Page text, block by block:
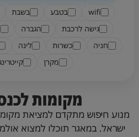
wifi בטבע בשבת
גישה לרכבת
הגברה
חניה
כשרות לינה
מקרן
מקומות
מנוע חיפוש מתקדם למציאת
ישראל. במאגר תוכלו למצוא